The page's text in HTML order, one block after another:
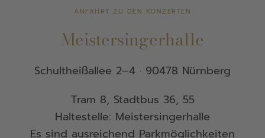
ANFAHRT ZU DEN KONZERTEN
Meistersingerhalle
Schultheißallee 2–4 · 90478 Nürnberg
Tram 8, Stadtbus 36, 55
Haltestelle: Meistersingerhalle
Es sind ausreichend Parkmöglichkeiten